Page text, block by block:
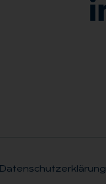
Datenschutzerklärung